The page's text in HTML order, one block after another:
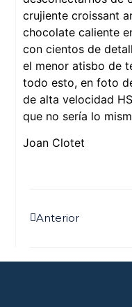
crujiente croissant
chocolate caliente
con cientos de
el menor atisbo de
todo esto, en foto
de alta velocidad
que no sería lo
Joan Clotet
Anterior